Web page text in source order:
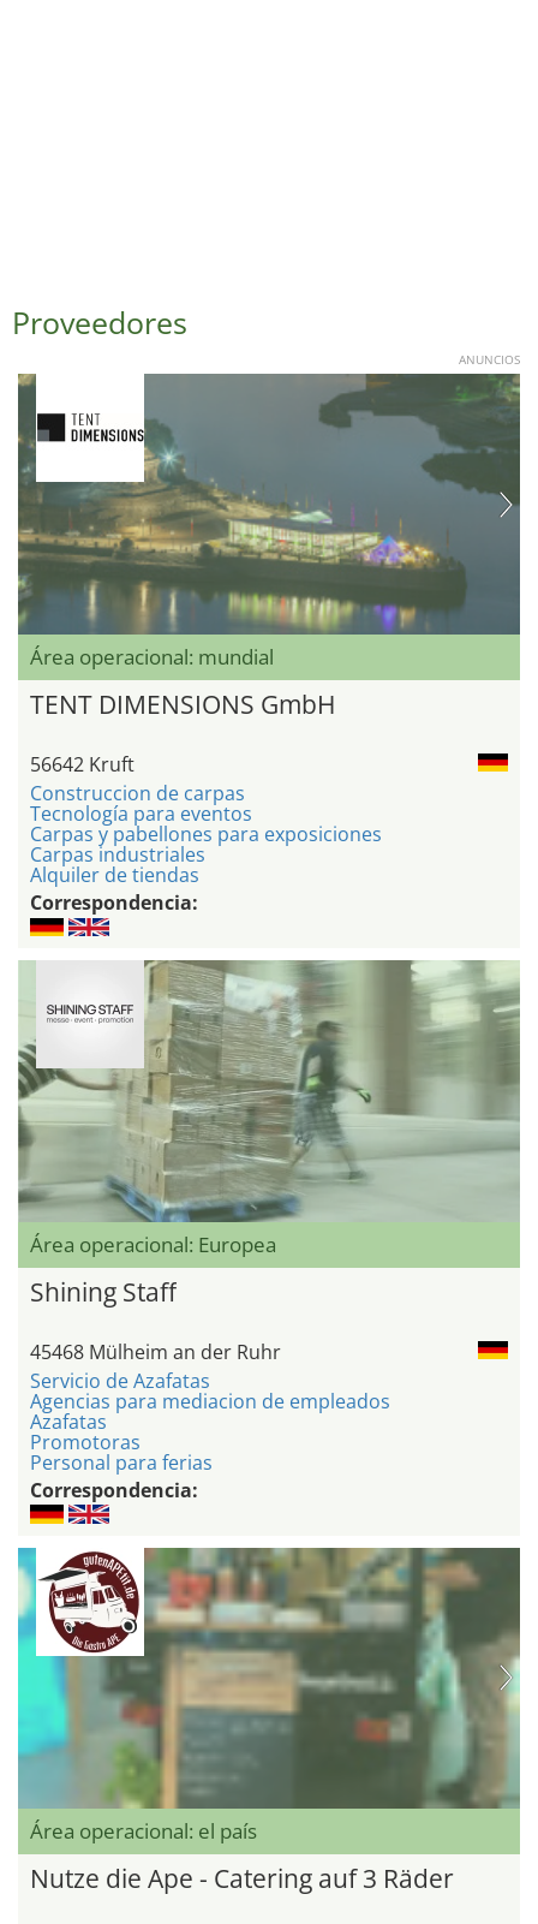
Proveedores
ANUNCIOS
Área operacional: mundial
TENT DIMENSIONS GmbH
56642 Kruft
Construccion de carpas
Tecnología para eventos
Carpas y pabellones para exposiciones
Carpas industriales
Alquiler de tiendas
Correspondencia:
Área operacional: Europea
Shining Staff
45468 Mülheim an der Ruhr
Servicio de Azafatas
Agencias para mediacion de empleados
Azafatas
Promotoras
Personal para ferias
Correspondencia:
Área operacional: el país
Nutze die Ape - Catering auf 3 Räder